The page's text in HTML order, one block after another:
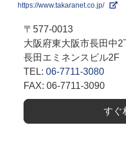
https://www.takaranet.co.jp/
〒577-0013
大阪府東大阪市長田中
長田エミネンスビル2F
TEL: 06-7711-3080
FAX: 06-7711-3090
すぐ